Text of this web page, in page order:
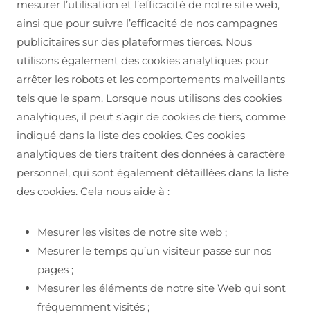
mesurer l’utilisation et l’efficacité de notre site web,
ainsi que pour suivre l’efficacité de nos campagnes
publicitaires sur des plateformes tierces. Nous
utilisons également des cookies analytiques pour
arrêter les robots et les comportements malveillants
tels que le spam. Lorsque nous utilisons des cookies
analytiques, il peut s’agir de cookies de tiers, comme
indiqué dans la liste des cookies. Ces cookies
analytiques de tiers traitent des données à caractère
personnel, qui sont également détaillées dans la liste
des cookies. Cela nous aide à :
Mesurer les visites de notre site web ;
Mesurer le temps qu’un visiteur passe sur nos
pages ;
Mesurer les éléments de notre site Web qui sont
fréquemment visités ;